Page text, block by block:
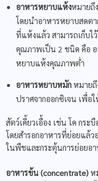
อาหารหยาบแห้งหมายถึ
โดยนำอาหารหยาบสดต
ที่แห้งแล้ว สามารถเก็บไ
คุณภาพเป็น 2 ชนิด คือ
หยาบแห้งคุณภาพต่ำ
อาหารหยาบหมักหมายถึ
ปราศจากออกซิเจน เพื่อ
สัตว์เคี้ยวเอื้อง เช่น โค กระ
โดยสำรอกอาหารที่ย่อยแล้ว
ในพืชและกระตุ้นการย่อยอา
อาหารข้น(concentrate)ห